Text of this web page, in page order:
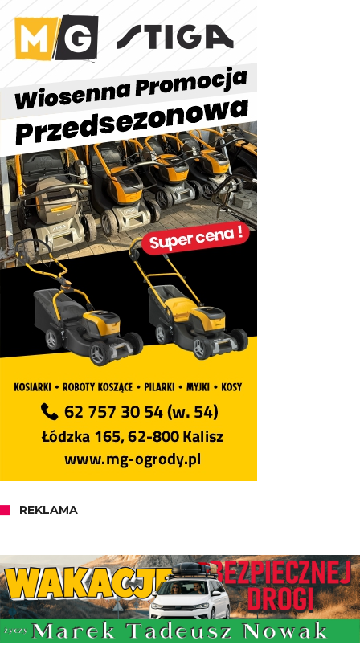
REKLAMA